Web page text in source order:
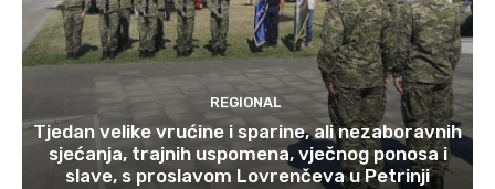
REGIONAL
Tjedan velike vrućine i sparine, ali nezaboravnih
sjećanja, trajnih uspomena, vječnog ponosa i
slave, s proslavom Lovrenčeva u Petrinji